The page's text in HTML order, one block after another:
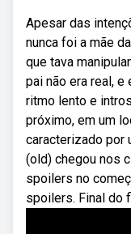
Apesar das
nunca foi a mãe
que tava
pai não era real, e
ritmo lento e
próximo, em um
caracterizado por
(old) chegou nos
spoilers no
spoilers. Final do